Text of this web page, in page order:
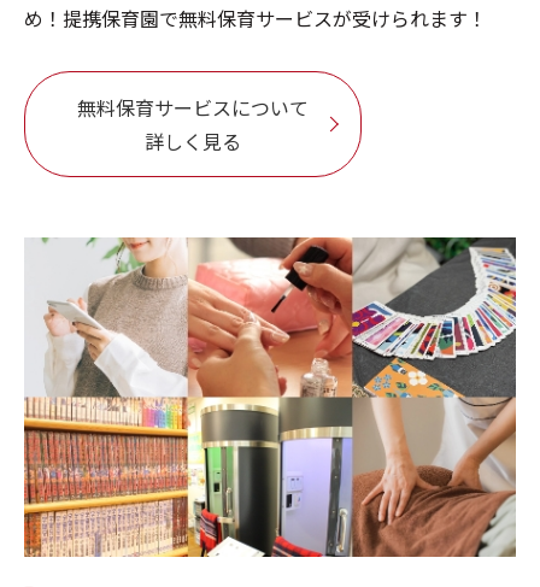
め！提携保育園で無料保育サービスが受けられます！
無料保育サービスについて
詳しく見る